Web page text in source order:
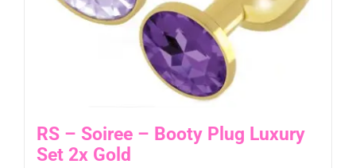
RS – Soiree – Booty Plug Luxury
Set 2x Gold